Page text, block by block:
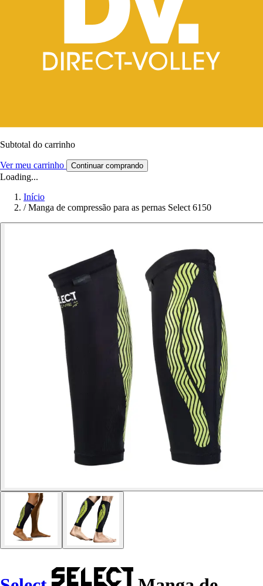
Subtotal do carrinho
Ver meu carrinho Continuar comprando
Loading...
Início
/ Manga de compressão para as pernas Select 6150